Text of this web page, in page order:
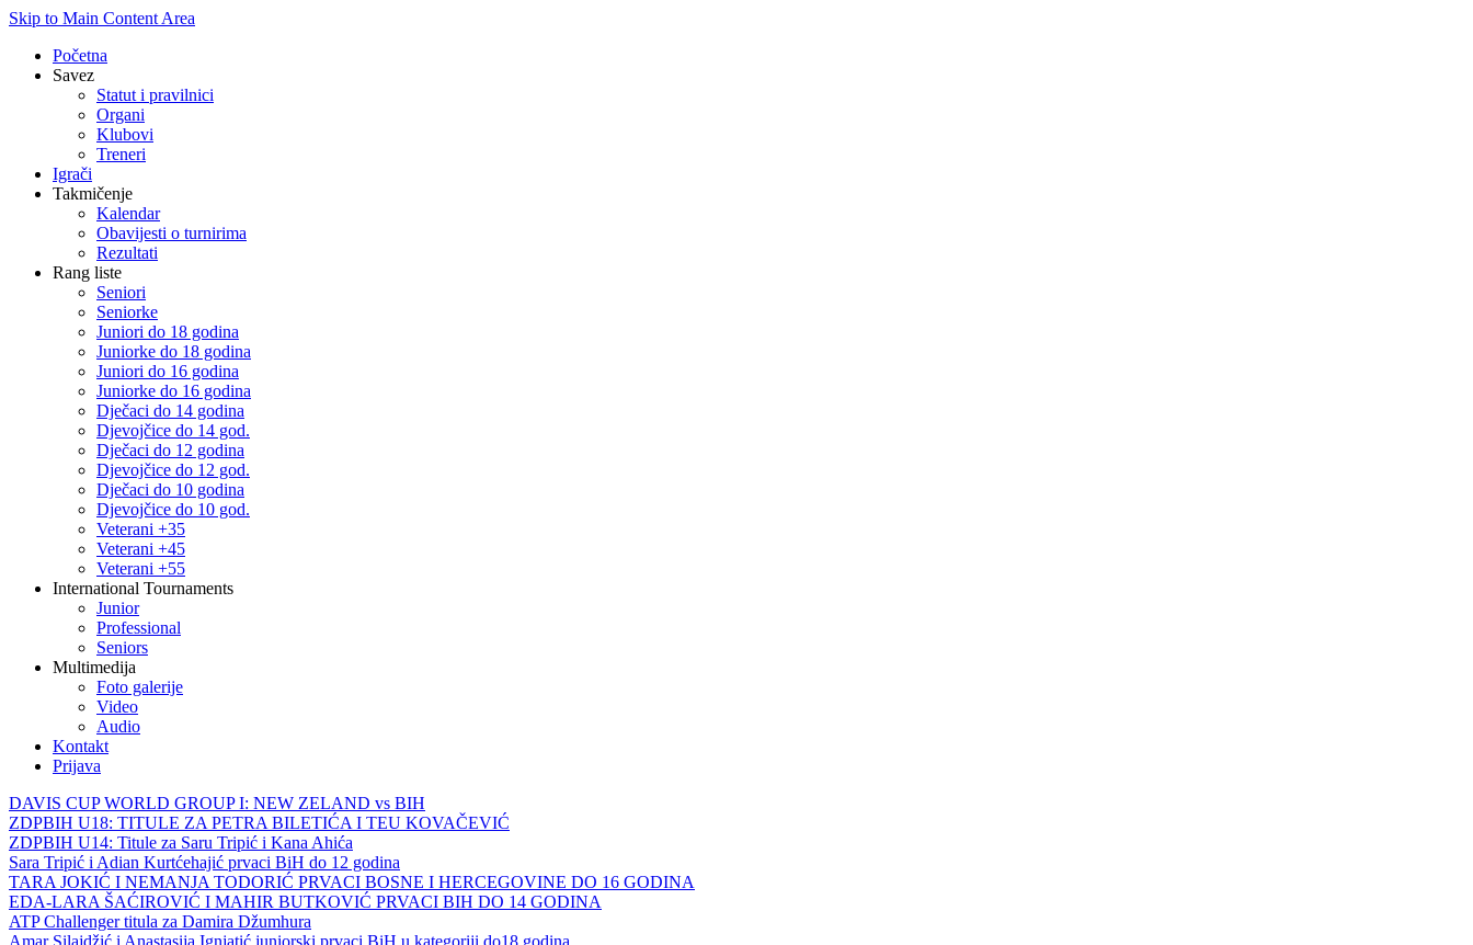
Skip to Main Content Area
Početna
Savez
Statut i pravilnici
Organi
Klubovi
Treneri
Igrači
Takmičenje
Kalendar
Obavijesti o turnirima
Rezultati
Rang liste
Seniori
Seniorke
Juniori do 18 godina
Juniorke do 18 godina
Juniori do 16 godina
Juniorke do 16 godina
Dječaci do 14 godina
Djevojčice do 14 god.
Dječaci do 12 godina
Djevojčice do 12 god.
Dječaci do 10 godina
Djevojčice do 10 god.
Veterani +35
Veterani +45
Veterani +55
International Tournaments
Junior
Professional
Seniors
Multimedija
Foto galerije
Video
Audio
Kontakt
Prijava
DAVIS CUP WORLD GROUP I: NEW ZELAND vs BIH
ZDPBIH U18: TITULE ZA PETRA BILETIĆA I TEU KOVAČEVIĆ
ZDPBIH U14: Titule za Saru Tripić i Kana Ahića
Sara Tripić i Adian Kurtćehajić prvaci BiH do 12 godina
TARA JOKIĆ I NEMANJA TODORIĆ PRVACI BOSNE I HERCEGOVINE DO 16 GODINA
EDA-LARA ŠAĆIROVIĆ I MAHIR BUTKOVIĆ PRVACI BIH DO 14 GODINA
ATP Challenger titula za Damira Džumhura
Amar Silajdžić i Anastasija Ignjatić juniorski prvaci BiH u kategoriji do18 godina